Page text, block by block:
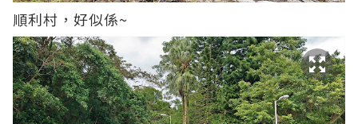
順利村，好似係~